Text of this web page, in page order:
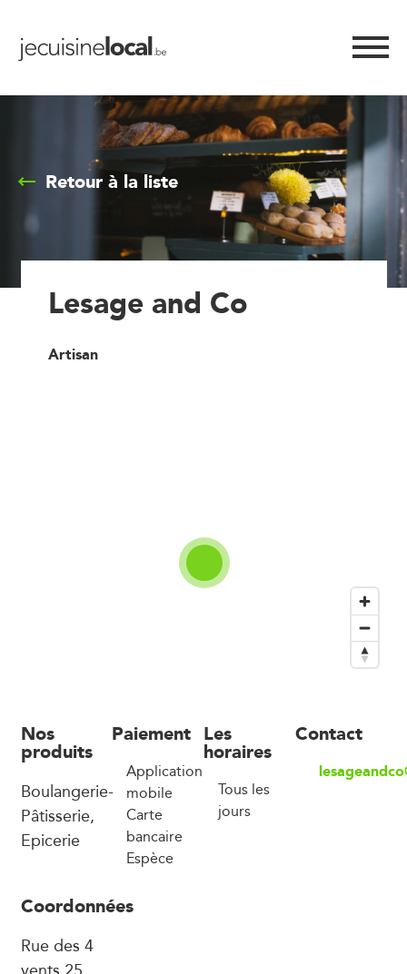
Retour à la liste
Lesage and Co
Artisan
Nos
produits
Boulangerie-
Pâtisserie,
Epicerie
Paiement
Application
mobile
Carte
bancaire
Espèce
Les
horaires
Tous les
jours
Contact
Coordonnées
Rue des 4